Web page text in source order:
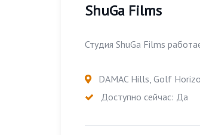
ShuGa Films
Студия ShuGa Films
DAMAC Hills, Golf
Доступно сейчас: Да